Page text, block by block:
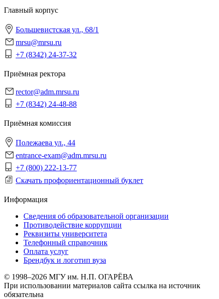
Главный корпус
Большевистская ул., 68/1
mrsu@mrsu.ru
+7 (8342) 24-37-32
Приёмная ректора
rector@adm.mrsu.ru
+7 (8342) 24-48-88
Приёмная комиссия
Полежаева ул., 44
entrance-exam@adm.mrsu.ru
+7 (800) 222-13-77
Скачать профориентационный буклет
Информация
Сведения об образовательной организации
Противодействие коррупции
Реквизиты университета
Телефонный справочник
Оплата услуг
Брендбук и логотип вуза
© 1998–2026 МГУ им. Н.П. ОГАРЁВА
При использовании материалов сайта ссылка на источник
обязательна